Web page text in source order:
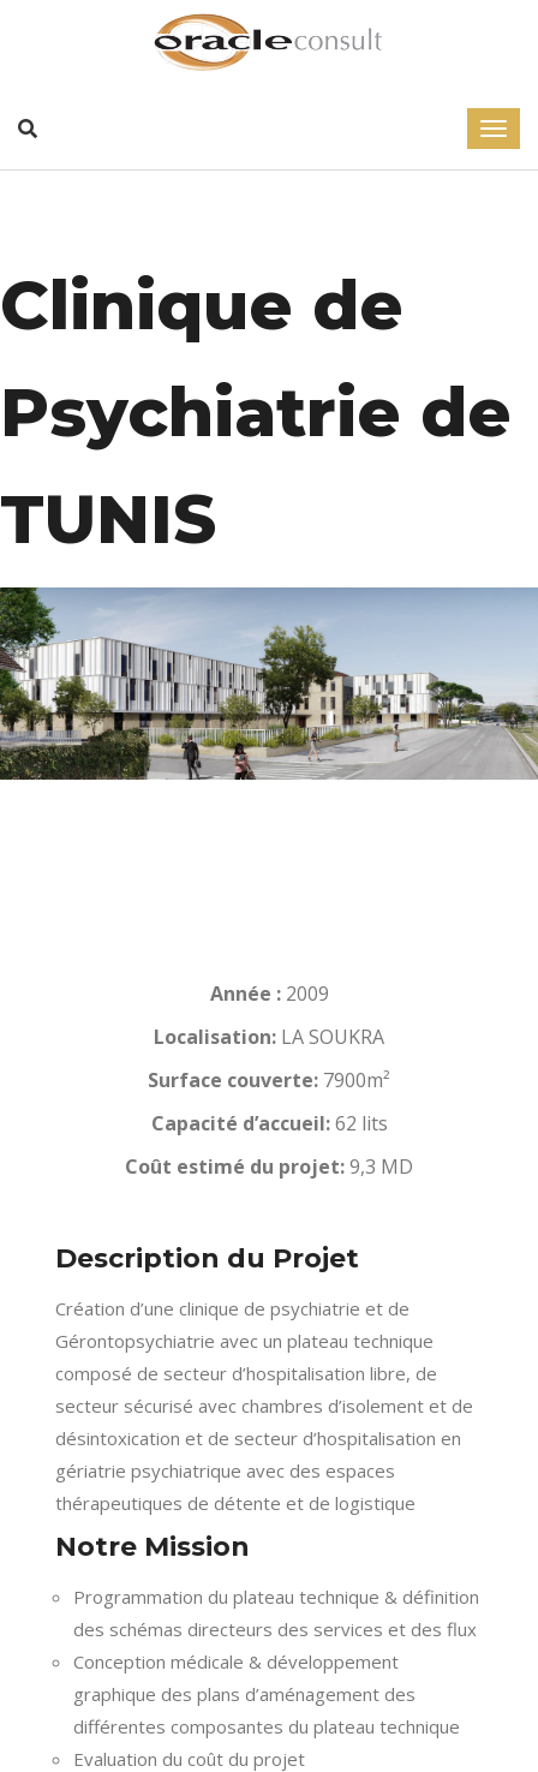
Clinique de
Psychiatrie de
TUNIS
Année :2009
Localisation: LA SOUKRA
Surface couverte: 7900m²
Capacité d’accueil:62 lits
Coût estimé du projet:9,3 MD
Description du Projet
Création d’une clinique de psychiatrie et de
Gérontopsychiatrie avec un plateau technique
composé de secteur d’hospitalisation libre, de
secteur sécurisé avec chambres d’isolement et de
désintoxication et de secteur d’hospitalisation en
gériatrie psychiatrique avec des espaces
thérapeutiques de détente et de logistique
Notre Mission
Programmation du plateau technique & définition
des schémas directeurs des services et des flux
Conception médicale & développement
graphique des plans d’aménagement des
différentes composantes du plateau technique
Evaluation du coût du projet